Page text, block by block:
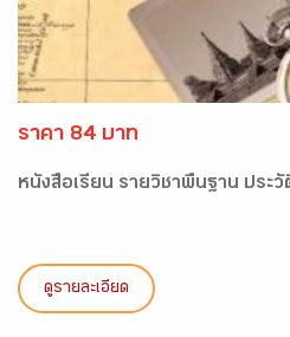
ราคา 84 บาท
หนังสือเรียน รายวิชาพื้นฐาน ประ
ดูรายละเอียด